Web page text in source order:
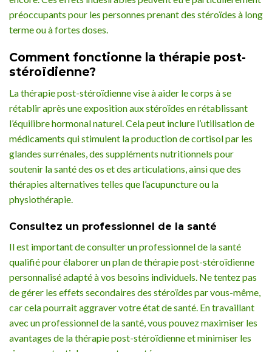
préoccupants pour les personnes prenant des stéroïdes à long
terme ou à fortes doses.
Comment fonctionne la thérapie post-
stéroïdienne?
La thérapie post-stéroïdienne vise à aider le corps à se
rétablir après une exposition aux stéroïdes en rétablissant
l’équilibre hormonal naturel. Cela peut inclure l’utilisation de
médicaments qui stimulent la production de cortisol par les
glandes surrénales, des suppléments nutritionnels pour
soutenir la santé des os et des articulations, ainsi que des
thérapies alternatives telles que l’acupuncture ou la
physiothérapie.
Consultez un professionnel de la santé
Il est important de consulter un professionnel de la santé
qualifié pour élaborer un plan de thérapie post-stéroïdienne
personnalisé adapté à vos besoins individuels. Ne tentez pas
de gérer les effets secondaires des stéroïdes par vous-même,
car cela pourrait aggraver votre état de santé. En travaillant
avec un professionnel de la santé, vous pouvez maximiser les
avantages de la thérapie post-stéroïdienne et minimiser les